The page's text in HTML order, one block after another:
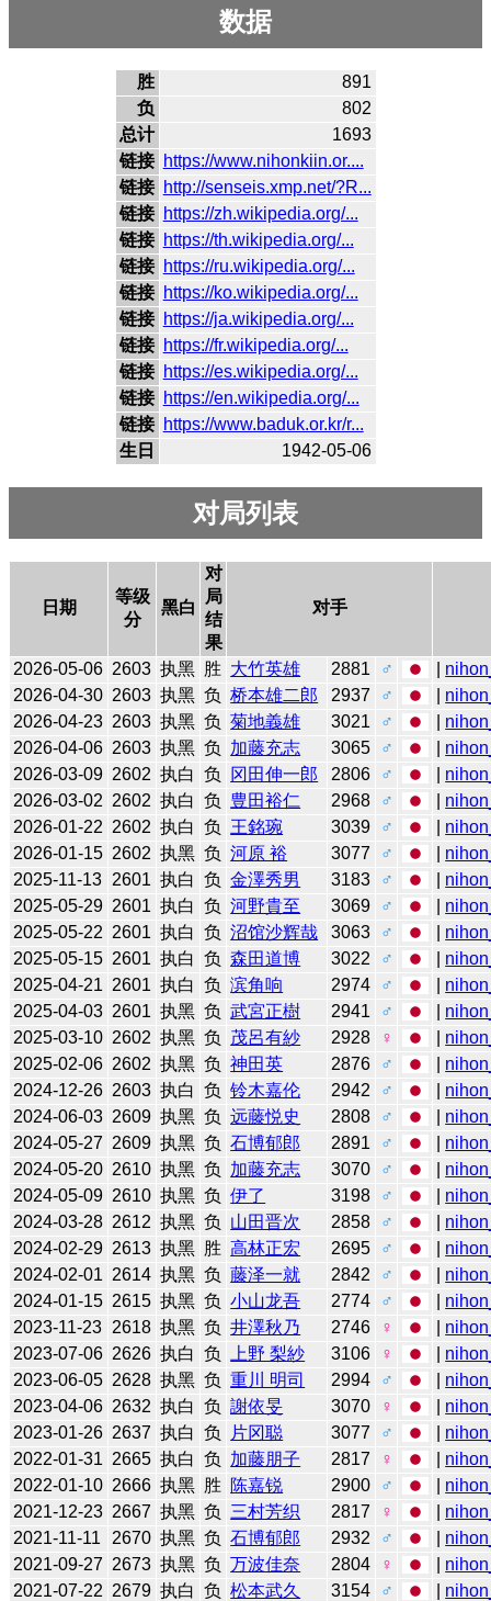
数据
胜
891
负
802
总计
1693
链接 https://www.nihonkiin.or....
链接 http://senseis.xmp.net/?R...
链接 https://zh.wikipedia.org/...
链接 https://th.wikipedia.org/...
链接 https://ru.wikipedia.org/...
链接 https://ko.wikipedia.org/...
链接 https://ja.wikipedia.org/...
链接 https://fr.wikipedia.org/...
链接 https://es.wikipedia.org/...
链接 https://en.wikipedia.org/...
链接 https://www.baduk.or.kr/r...
生日
1942-05-06
对局列表
日期
等级
分
黑白
对
局
结
果
对手
2026-05-06 2603 执黑 胜 大竹英雄 2881 ♂
2026-04-30 2603 执黑 负 桥本雄二郎 2937 ♂
2026-04-23 2603 执黑 负 菊地義雄 3021 ♂
2026-04-06 2603 执黑 负 加藤充志 3065 ♂
2026-03-09 2602 执白 负 冈田伸一郎 2806 ♂
2026-03-02 2602 执白 负 豊田裕仁 2968 ♂
2026-01-22 2602 执白 负 王銘琬 3039 ♂
2026-01-15 2602 执黑 负 河原 裕 3077 ♂
2025-11-13 2601 执白 负 金澤秀男 3183 ♂
2025-05-29 2601 执白 负 河野貴至 3069 ♂
2025-05-22 2601 执白 负 沼馆沙辉哉 3063 ♂
2025-05-15 2601 执白 负 森田道博 3022 ♂
2025-04-21 2601 执白 负 滨角响 2974 ♂
2025-04-03 2601 执黑 负 武宮正樹 2941 ♂
2025-03-10 2602 执黑 负 茂呂有紗 2928 ♀
2025-02-06 2602 执黑 负 神田英 2876 ♂
2024-12-26 2603 执白 负 铃木嘉伦 2942 ♂
2024-06-03 2609 执黑 负 远藤悦史 2808 ♂
2024-05-27 2609 执黑 负 石博郁郎 2891 ♂
2024-05-20 2610 执黑 负 加藤充志 3070 ♂
2024-05-09 2610 执黑 负 伊了 3198 ♂
2024-03-28 2612 执黑 负 山田晋次 2858 ♂
2024-02-29 2613 执黑 胜 高林正宏 2695 ♂
2024-02-01 2614 执黑 负 藤泽一就 2842 ♂
2024-01-15 2615 执黑 负 小山龙吾 2774 ♂
2023-11-23 2618 执黑 负 井澤秋乃 2746 ♀
2023-07-06 2626 执白 负 上野 梨紗 3106 ♀
2023-06-05 2628 执黑 负 重川 明司 2994 ♂
2023-04-06 2632 执白 负 謝依旻 3070 ♀
2023-01-26 2637 执白 负 片冈聪 3077 ♂
2022-01-31 2665 执白 负 加藤朋子 2817 ♀
2022-01-10 2666 执黑 胜 陈嘉锐 2900 ♂
2021-12-23 2667 执黑 负 三村芳织 2817 ♀
2021-11-11
2670 执黑 负 石博郁郎 2932 ♂
2021-09-27 2673 执黑 负 万波佳奈 2804 ♀
2021-07-22 2679 执白 负 松本武久 3154 ♂